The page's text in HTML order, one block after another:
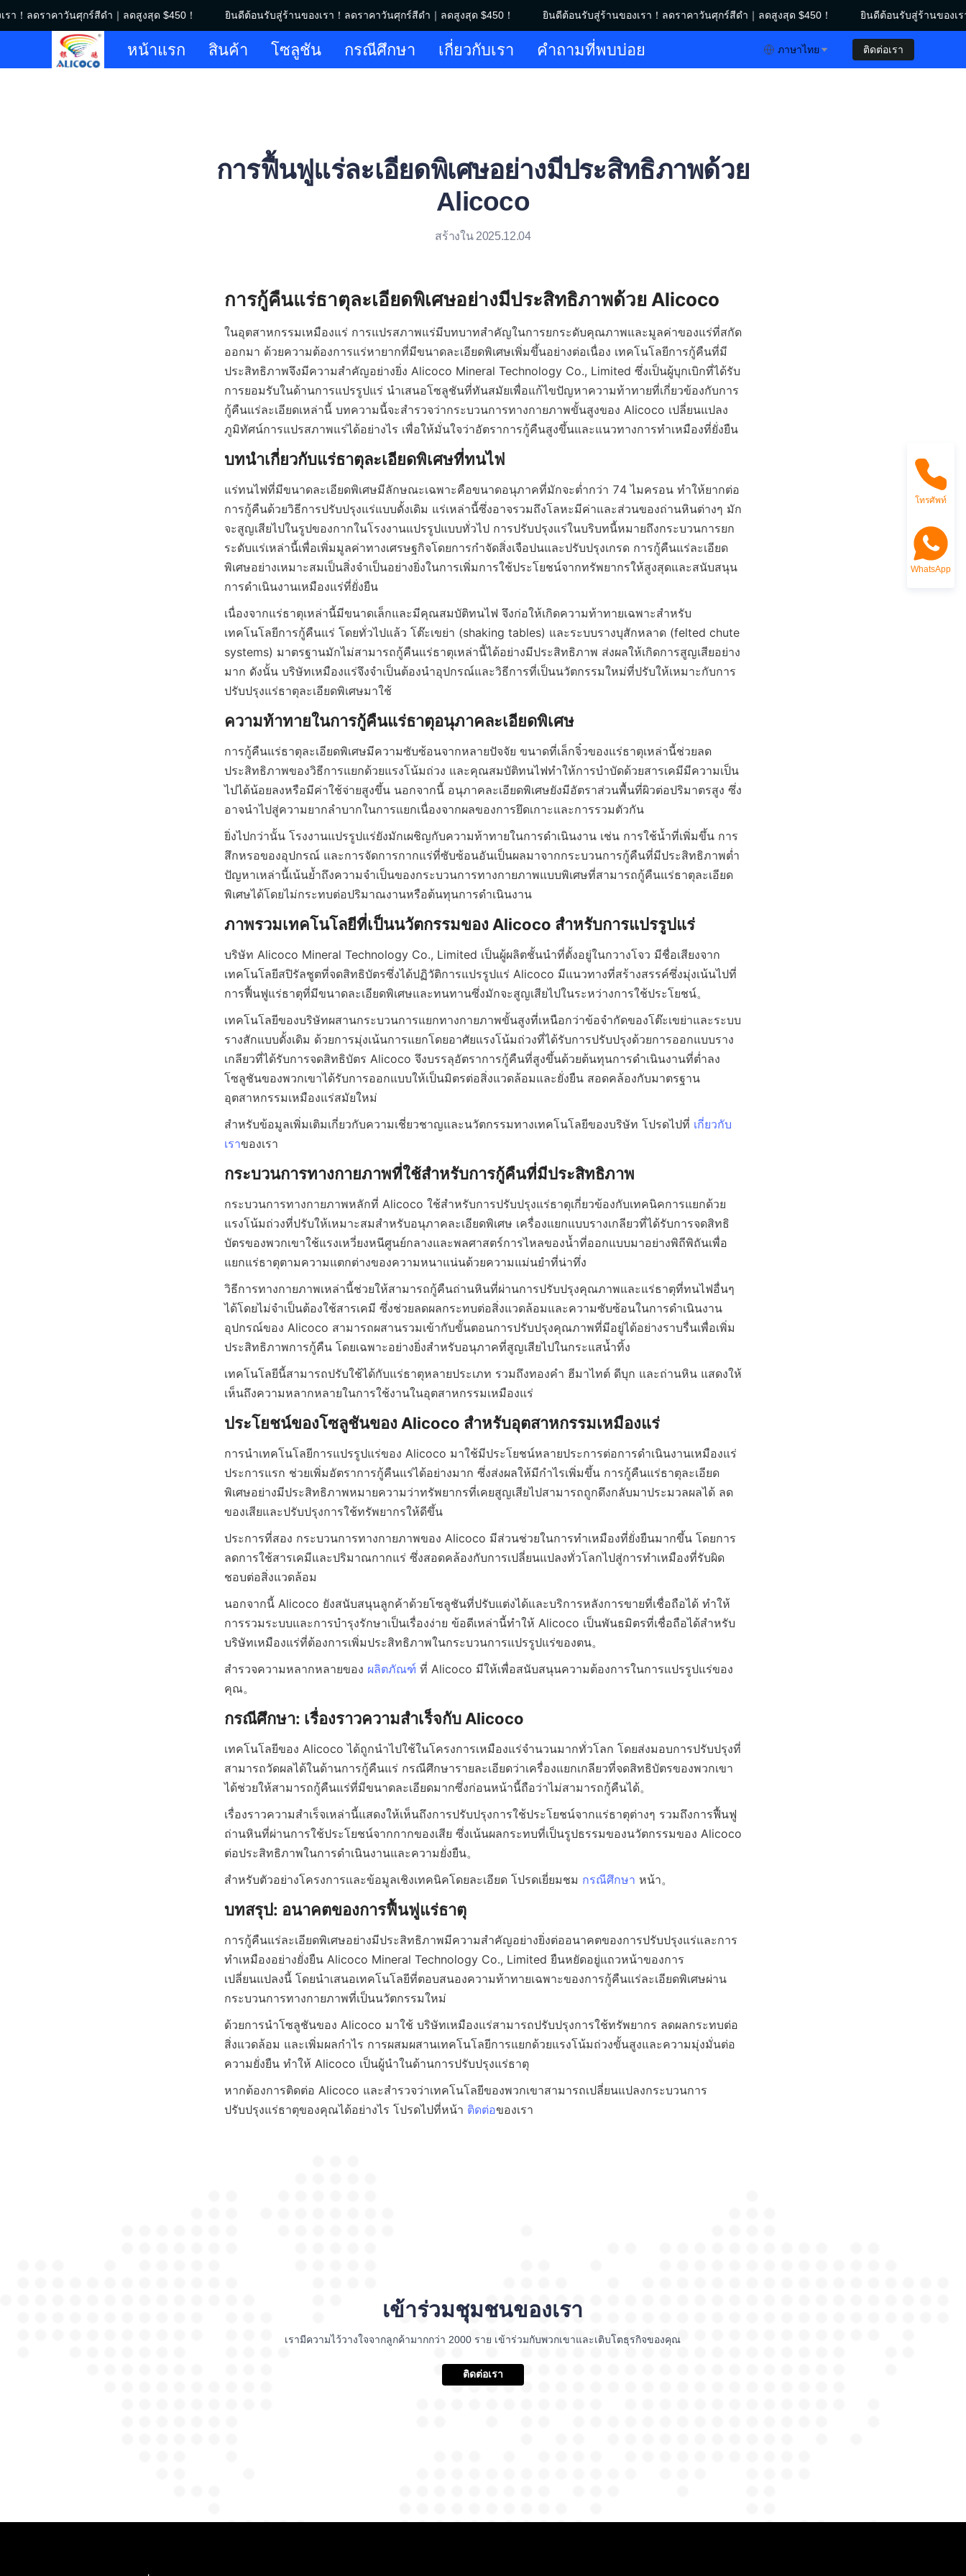
！ลดราคาวันศุกร์สีดำ｜ลดสูงสุด $450！ ยินดีต้อนรับสู่ร้านของเรา！ลดราคาวันศุกร์สีดำ｜ลดสูงสุด $450！ ยินดีต้อนรับสู่ร้านของเรา！ลดราคาวันศุกร์สีดำ｜ลดสูงสุด $450！
ยินดีต้อนรับสู่ร้านของเรา
ยินดีต้อนรับสู่ร้านของเรา！ลดราคาวันศุกร์สีดำ｜ลดสูงสุด $450！
หน้าแรก สินค้า โซลูชัน กรณีศึกษา เกี่ยวกับเรา คำถามที่พบบ่อย ภาษาไทย ติดต่อเรา
การฟื้นฟูแร่ละเอียดพิเศษอย่างมีประสิทธิภาพด้วย
Alicoco
สร้างใน 2025.12.04
ในอุตสาหกรรมเหมืองแร่ การแปรสภาพแร่มีบทบาทสำคัญในการยกระดับคุณภาพและมูลค่าของแร่ที่สกัด
ออกมา ด้วยความต้องการแร่หายากที่มีขนาดละเอียดพิเศษเพิ่มขึ้นอย่างต่อเนื่อง เทคโนโลยีการกู้คืนที่มี
ประสิทธิภาพจึงมีความสำคัญอย่างยิ่ง Alicoco Mineral Technology Co., Limited ซึ่งเป็นผู้บุกเบิกที่ได้รับ
การยอมรับในด้านการแปรรูปแร่ นำเสนอโซลูชันที่ทันสมัยเพื่อแก้ไขปัญหาความท้าทายที่เกี่ยวข้องกับการ
กู้คืนแร่ละเอียดเหล่านี้ บทความนี้จะสำรวจว่ากระบวนการทางกายภาพขั้นสูงของ Alicoco เปลี่ยนแปลง
ภูมิทัศน์การแปรสภาพแร่ได้อย่างไร เพื่อให้มั่นใจว่าอัตราการกู้คืนสูงขึ้นและแนวทางการทำเหมืองที่ยั่งยืน
แร่ทนไฟที่มีขนาดละเอียดพิเศษมีลักษณะเฉพาะคือขนาดอนุภาคที่มักจะต่ำกว่า 74 ไมครอน ทำให้ยากต่อ
การกู้คืนด้วยวิธีการปรับปรุงแร่แบบดั้งเดิม แร่เหล่านี้ซึ่งอาจรวมถึงโลหะมีค่าและส่วนของถ่านหินต่างๆ มัก
จะสูญเสียไปในรูปของกากในโรงงานแปรรูปแบบทั่วไป การปรับปรุงแร่ในบริบทนี้หมายถึงกระบวนการยก
ระดับแร่เหล่านี้เพื่อเพิ่มมูลค่าทางเศรษฐกิจโดยการกำจัดสิ่งเจือปนและปรับปรุงเกรด การกู้คืนแร่ละเอียด
พิเศษอย่างเหมาะสมเป็นสิ่งจำเป็นอย่างยิ่งในการเพิ่มการใช้ประโยชน์จากทรัพยากรให้สูงสุดและสนับสนุน
การดำเนินงานเหมืองแร่ที่ยั่งยืน
เนื่องจากแร่ธาตุเหล่านี้มีขนาดเล็กและมีคุณสมบัติทนไฟ จึงก่อให้เกิดความท้าทายเฉพาะสำหรับ
เทคโนโลยีการกู้คืนแร่ โดยทั่วไปแล้ว โต๊ะเขย่า (shaking tables) และระบบรางบุสักหลาด (felted chute
systems) มาตรฐานมักไม่สามารถกู้คืนแร่ธาตุเหล่านี้ได้อย่างมีประสิทธิภาพ ส่งผลให้เกิดการสูญเสียอย่าง
มาก ดังนั้น บริษัทเหมืองแร่จึงจำเป็นต้องนำอุปกรณ์และวิธีการที่เป็นนวัตกรรมใหม่ที่ปรับให้เหมาะกับการ
การกู้คืนแร่ธาตุละเอียดพิเศษมีความซับซ้อนจากหลายปัจจัย ขนาดที่เล็กจิ๋วของแร่ธาตุเหล่านี้ช่วยลด
ประสิทธิภาพของวิธีการแยกด้วยแรงโน้มถ่วง และคุณสมบัติทนไฟทำให้การบำบัดด้วยสารเคมีมีความเป็น
ไปได้น้อยลงหรือมีค่าใช้จ่ายสูงขึ้น นอกจากนี้ อนุภาคละเอียดพิเศษยังมีอัตราส่วนพื้นที่ผิวต่อปริมาตรสูง ซึ่ง
ยิ่งไปกว่านั้น โรงงานแปรรูปแร่ยังมักเผชิญกับความท้าทายในการดำเนินงาน เช่น การใช้น้ำที่เพิ่มขึ้น การ
สึกหรอของอุปกรณ์ และการจัดการกากแร่ที่ซับซ้อนอันเป็นผลมาจากกระบวนการกู้คืนที่มีประสิทธิภาพต่ำ
ปัญหาเหล่านี้เน้นย้ำถึงความจำเป็นของกระบวนการทางกายภาพแบบพิเศษที่สามารถกู้คืนแร่ธาตุละเอียด
บริษัท Alicoco Mineral Technology Co., Limited เป็นผู้ผลิตชั้นนำที่ตั้งอยู่ในกวางโจว มีชื่อเสียงจาก
เทคโนโลยีสปิรัลชูตที่จดสิทธิบัตรซึ่งได้ปฏิวัติการแปรรูปแร่ Alicoco มีแนวทางที่สร้างสรรค์ซึ่งมุ่งเน้นไปที่
เทคโนโลยีของบริษัทผสานกระบวนการแยกทางกายภาพขั้นสูงที่เหนือกว่าข้อจำกัดของโต๊ะเขย่าและระบบ
รางสักแบบดั้งเดิม ด้วยการมุ่งเน้นการแยกโดยอาศัยแรงโน้มถ่วงที่ได้รับการปรับปรุงด้วยการออกแบบราง
เกลียวที่ได้รับการจดสิทธิบัตร Alicoco จึงบรรลุอัตราการกู้คืนที่สูงขึ้นด้วยต้นทุนการดำเนินงานที่ต่ำลง
โซลูชันของพวกเขาได้รับการออกแบบให้เป็นมิตรต่อสิ่งแวดล้อมและยั่งยืน สอดคล้องกับมาตรฐาน
สำหรับข้อมูลเพิ่มเติมเกี่ยวกับความเชี่ยวชาญและนวัตกรรมทางเทคโนโลยีของบริษัท โปรดไปที่ เกี่ยวกับ
เรา
กระบวนการทางกายภาพหลักที่ Alicoco ใช้สำหรับการปรับปรุงแร่ธาตุเกี่ยวข้องกับเทคนิคการแยกด้วย
แรงโน้มถ่วงที่ปรับให้เหมาะสมสำหรับอนุภาคละเอียดพิเศษ เครื่องแยกแบบรางเกลียวที่ได้รับการจดสิทธิ
บัตรของพวกเขาใช้แรงเหวี่ยงหนีศูนย์กลางและพลศาสตร์การไหลของน้ำที่ออกแบบมาอย่างพิถีพิถันเพื่อ
วิธีการทางกายภาพเหล่านี้ช่วยให้สามารถกู้คืนถ่านหินที่ผ่านการปรับปรุงคุณภาพและแร่ธาตุที่ทนไฟอื่นๆ
ได้โดยไม่จำเป็นต้องใช้สารเคมี ซึ่งช่วยลดผลกระทบต่อสิ่งแวดล้อมและความซับซ้อนในการดำเนินงาน
อุปกรณ์ของ Alicoco สามารถผสานรวมเข้ากับขั้นตอนการปรับปรุงคุณภาพที่มีอยู่ได้อย่างราบรื่นเพื่อเพิ่ม
เทคโนโลยีนี้สามารถปรับใช้ได้กับแร่ธาตุหลายประเภท รวมถึงทองคำ ฮีมาไทต์ ดีบุก และถ่านหิน แสดงให้
การนำเทคโนโลยีการแปรรูปแร่ของ Alicoco มาใช้มีประโยชน์หลายประการต่อการดำเนินงานเหมืองแร่
ประการแรก ช่วยเพิ่มอัตราการกู้คืนแร่ได้อย่างมาก ซึ่งส่งผลให้มีกำไรเพิ่มขึ้น การกู้คืนแร่ธาตุละเอียด
พิเศษอย่างมีประสิทธิภาพหมายความว่าทรัพยากรที่เคยสูญเสียไปสามารถถูกดึงกลับมาประมวลผลได้ ลด
ประการที่สอง กระบวนการทางกายภาพของ Alicoco มีส่วนช่วยในการทำเหมืองที่ยั่งยืนมากขึ้น โดยการ
ลดการใช้สารเคมีและปริมาณกากแร่ ซึ่งสอดคล้องกับการเปลี่ยนแปลงทั่วโลกไปสู่การทำเหมืองที่รับผิด
ชอบต่อสิ่งแวดล้อม
นอกจากนี้ Alicoco ยังสนับสนุนลูกค้าด้วยโซลูชันที่ปรับแต่งได้และบริการหลังการขายที่เชื่อถือได้ ทำให้
การรวมระบบและการบำรุงรักษาเป็นเรื่องง่าย ข้อดีเหล่านี้ทำให้ Alicoco เป็นพันธมิตรที่เชื่อถือได้สำหรับ
สำรวจความหลากหลายของ ผลิตภัณฑ์ ที่ Alicoco มีให้เพื่อสนับสนุนความต้องการในการแปรรูปแร่ของ
เทคโนโลยีของ Alicoco ได้ถูกนำไปใช้ในโครงการเหมืองแร่จำนวนมากทั่วโลก โดยส่งมอบการปรับปรุงที่
สามารถวัดผลได้ในด้านการกู้คืนแร่ กรณีศึกษารายละเอียดว่าเครื่องแยกเกลียวที่จดสิทธิบัตรของพวกเขา
เรื่องราวความสำเร็จเหล่านี้แสดงให้เห็นถึงการปรับปรุงการใช้ประโยชน์จากแร่ธาตุต่างๆ รวมถึงการฟื้นฟู
ถ่านหินที่ผ่านการใช้ประโยชน์จากกากของเสีย ซึ่งเน้นผลกระทบที่เป็นรูปธรรมของนวัตกรรมของ Alicoco
สำหรับตัวอย่างโครงการและข้อมูลเชิงเทคนิคโดยละเอียด โปรดเยี่ยมชม กรณีศึกษา
การกู้คืนแร่ละเอียดพิเศษอย่างมีประสิทธิภาพมีความสำคัญอย่างยิ่งต่ออนาคตของการปรับปรุงแร่และการ
ทำเหมืองอย่างยั่งยืน Alicoco Mineral Technology Co., Limited ยืนหยัดอยู่แถวหน้าของการ
เปลี่ยนแปลงนี้ โดยนำเสนอเทคโนโลยีที่ตอบสนองความท้าทายเฉพาะของการกู้คืนแร่ละเอียดพิเศษผ่าน
ด้วยการนำโซลูชันของ Alicoco มาใช้ บริษัทเหมืองแร่สามารถปรับปรุงการใช้ทรัพยากร ลดผลกระทบต่อ
สิ่งแวดล้อม และเพิ่มผลกำไร การผสมผสานเทคโนโลยีการแยกด้วยแรงโน้มถ่วงขั้นสูงและความมุ่งมั่นต่อ
หากต้องการติดต่อ Alicoco และสำรวจว่าเทคโนโลยีของพวกเขาสามารถเปลี่ยนแปลงกระบวนการ
ปรับปรุงแร่ธาตุของคุณได้อย่างไร โปรดไปที่หน้า ติดต่อ
เข้าร่วมชุมชนของเรา
เรามีความไว้วางใจจากลูกค้ามากกว่า 2000 ราย เข้าร่วมกับพวกเขาและเติบโตธุรกิจของคุณ
ติดต่อเรา
โทรศัพท์
WhatsApp